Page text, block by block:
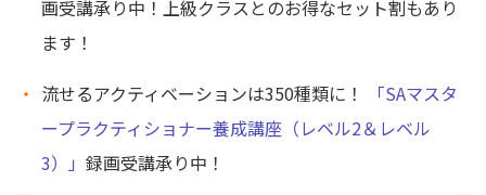
画受講承り中！上級クラスとのお得なセット割もあり
ます！
流せるアクティベーションは350種類に！
「SAマスタ
ープラクティショナー養成講座（レベル2＆レベル
3）」 録画受講承り中！